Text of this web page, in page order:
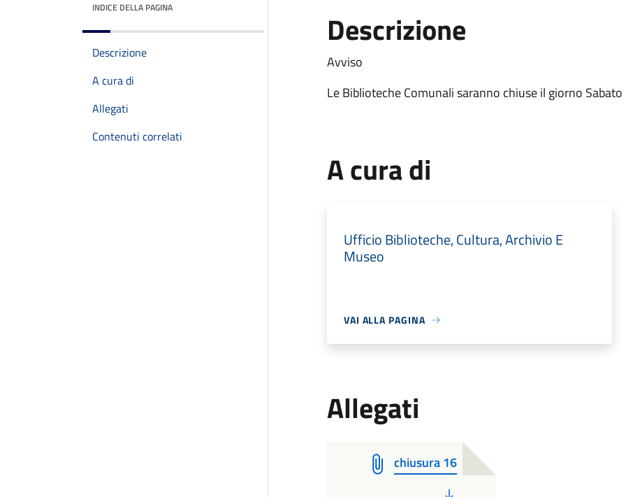
INDICE DELLA PAGINA
Descrizione
A cura di
Allegati
Contenuti correlati
Descrizione
Avviso
Le Biblioteche Comunali saranno chiuse il giorno
A cura di
Ufficio Biblioteche, Cultura, Archivio E
Museo
VAI ALLA PAGINA
Allegati
chiusura 16